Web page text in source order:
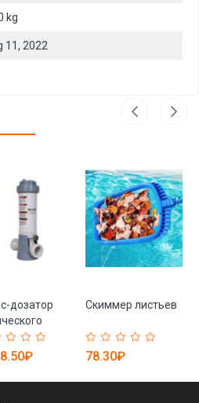
kg
11, 2022
дозатор
для
для очистки
Скиммер листьев
78.30₽